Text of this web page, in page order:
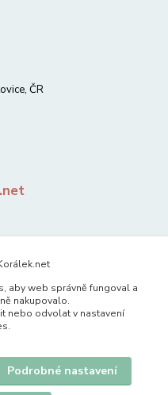
ČR
aby web správně fungoval a
nakupovalo.
nebo odvolat v nastavení
Podrobné nastavení